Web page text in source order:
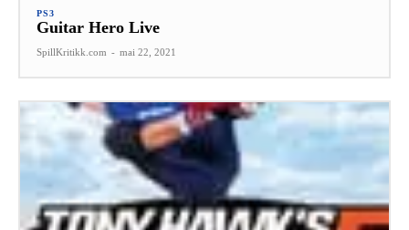
PS3
Guitar Hero Live
SpillKritikk.com - mai 22, 2021